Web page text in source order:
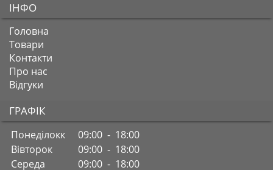
ІНФО
Головна
Товари
Контакти
Про нас
Відгуки
ГРАФІК
Понеділокк
09:00 - 18:00
Вівторок
09:00 - 18:00
Середа
09:00 - 18:00